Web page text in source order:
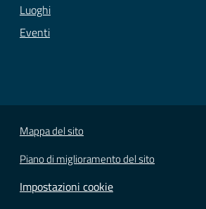
Luoghi
Eventi
Mappa del sito
Piano di miglioramento del sito
Impostazioni cookie